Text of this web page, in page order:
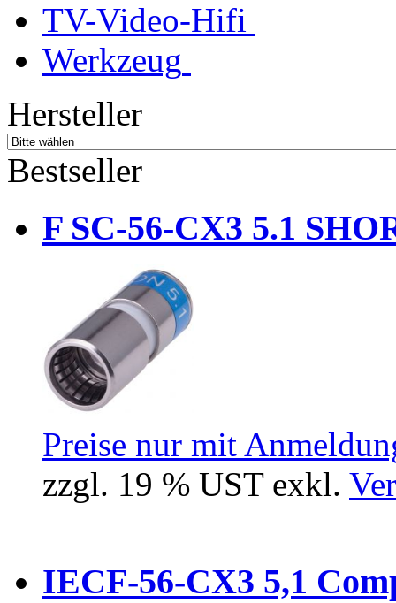
TV-Video-Hifi
Werkzeug
Hersteller
Bestseller
F SC-56-CX3 5.1
Preise nur mit
zzgl. 19 % UST exkl.
IECF-56-CX3 5,1